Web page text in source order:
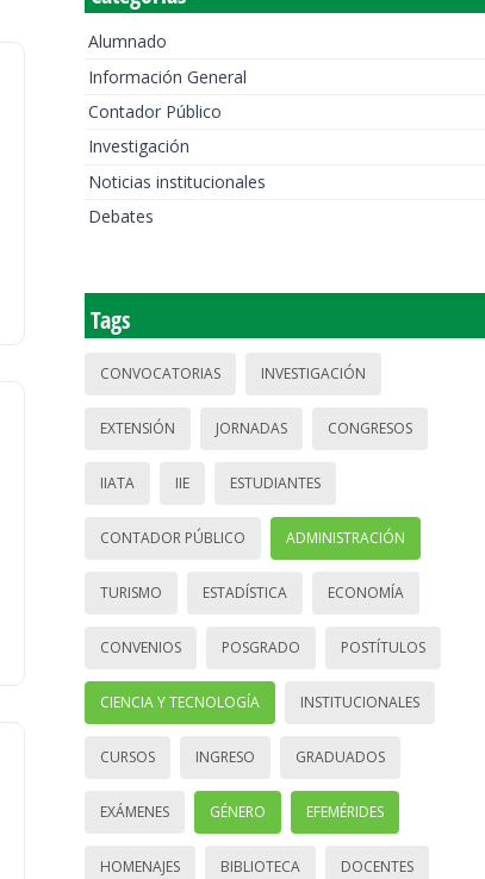
Alumnado
Información General
Contador Público
Investigación
Noticias institucionales
Debates
Tags
CONVOCATORIAS INVESTIGACIÓN
EXTENSIÓN JORNADAS CONGRESOS
IIATA IIE ESTUDIANTES
CONTADOR PÚBLICO ADMINISTRACIÓN
TURISMO ESTADÍSTICA ECONOMÍA
CONVENIOS POSGRADO POSTÍTULOS
CIENCIA Y TECNOLOGÍA INSTITUCIONALES
CURSOS INGRESO GRADUADOS
EXÁMENES GÉNERO EFEMÉRIDES
HOMENAJES BIBLIOTECA DOCENTES